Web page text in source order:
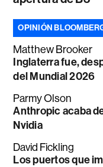
OPINIÓN
Matthew Brooker
Inglaterra fue,
del Mundial 2026
Parmy Olson
Anthropic acaba
Nvidia
David Fickling
Los puertos que